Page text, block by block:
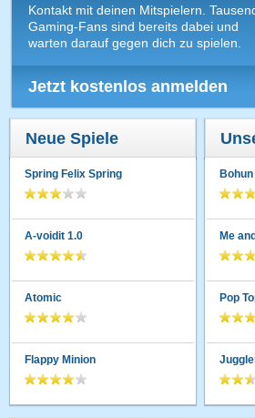
Kontakt mit deinen Mitspielern.
Gaming-Fans sind bereits dabei und
warten darauf gegen dich zu spielen.
Jetzt kostenlos anmelden
Neue Spiele
Spring Felix Spring
A-voidit 1.0
Atomic
Flappy Minion
Me
Pop